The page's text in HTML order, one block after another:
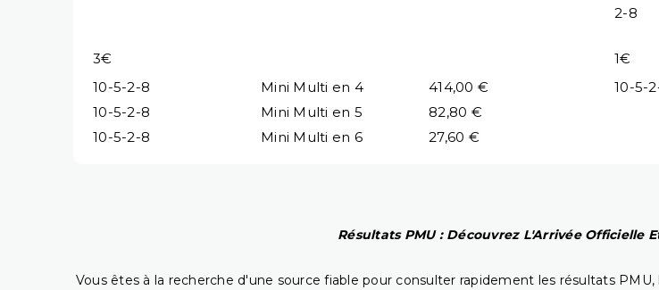
2-8
3€
10-5-2-8
Mini Multi en 4
414,00 €
10-5-2-8
Mini Multi en 5
82,80 €
10-5-2-8
Mini Multi en 6 27,60 €
1€
10-5-
Résultats PMU : Découvrez L'Arrivée Officielle
Vous êtes à la recherche d'une source fiable pour consulter rapidement les résultats